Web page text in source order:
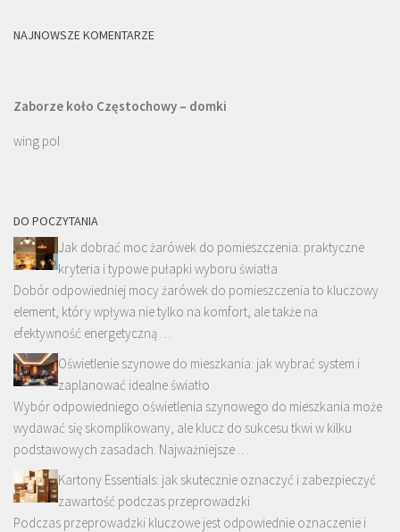
NAJNOWSZE KOMENTARZE
Zaborze koło Częstochowy – domki
wing pol
DO POCZYTANIA
Jak dobrać moc żarówek do pomieszczenia: praktyczne
kryteria i typowe pułapki wyboru światła
Dobór odpowiedniej mocy żarówek do pomieszczenia to kluczowy
element, który wpływa nie tylko na komfort, ale także na
efektywność energetyczną …
Oświetlenie szynowe do mieszkania: jak wybrać system i
zaplanować idealne światło
Wybór odpowiedniego oświetlenia szynowego do mieszkania może
wydawać się skomplikowany, ale klucz do sukcesu tkwi w kilku
podstawowych zasadach. Najważniejsze …
Kartony Essentials: jak skutecznie oznaczyć i zabezpieczyć
zawartość podczas przeprowadzki
Podczas przeprowadzki kluczowe jest odpowiednie oznaczenie i